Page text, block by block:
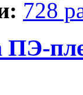
728
ПЭ-